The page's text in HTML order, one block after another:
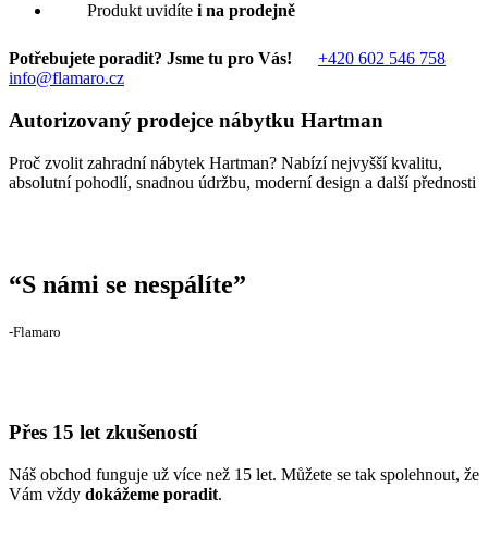
Produkt uvidíte i na prodejně
Potřebujete poradit? Jsme tu pro Vás!
+420 602 546 758
info@flamaro.cz
Autorizovaný prodejce nábytku Hartman
Proč zvolit zahradní nábytek Hartman? Nabízí nejvyšší kvalitu,
absolutní pohodlí, snadnou údržbu, moderní design a další přednosti
“S námi se nespálíte”
‐Flamaro
Přes 15 let zkušeností
Náš obchod funguje už více než 15 let. Můžete se tak spolehnout, že
Vám vždy dokážeme poradit.